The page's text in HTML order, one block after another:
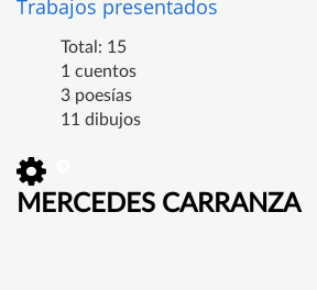
Trabajos presentados
Total: 15
1 cuentos
3 poesías
11 dibujos
MERCEDES CARRANZA